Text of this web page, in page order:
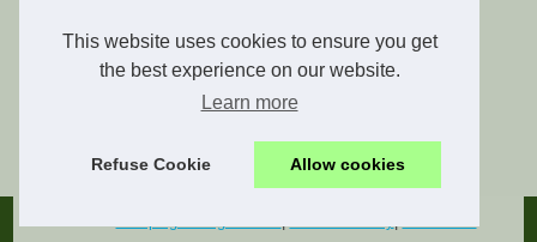
This website uses cookies to ensure you get
the best experience on our website.
Learn more
Refuse Cookie Allow cookies
Location mobil home damgan :...
Découvrez le camping...